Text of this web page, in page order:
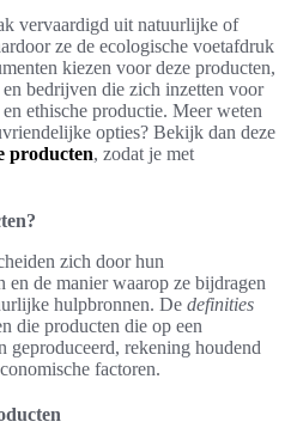
vervaardigd uit natuurlijke of
ze de ecologische voetafdruk
kiezen voor deze producten,
bedrijven die zich inzetten voor
ethische productie. Meer weten
opties? Bekijk dan deze
producten, zodat je met
zich door hun
de manier waarop ze bijdragen
hulpbronnen. De definities
die producten die op een
rekening houdend
factoren.